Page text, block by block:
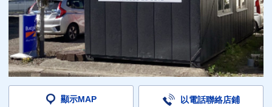
顯示MAP 以電話聯絡店鋪